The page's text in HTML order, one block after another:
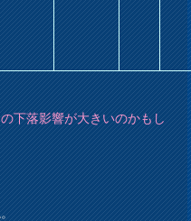
下落影響が大きいのかもし